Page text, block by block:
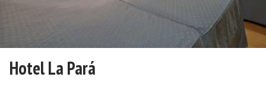
Hotel La Pará